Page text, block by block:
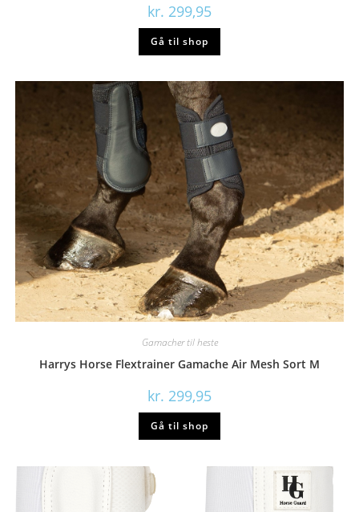
kr. 299,95
Gå til shop
Gamacher til heste
Harrys Horse Flextrainer Gamache Air Mesh Sort M
kr. 299,95
Gå til shop